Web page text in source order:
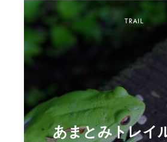
TRAIL
あまとみトレイ